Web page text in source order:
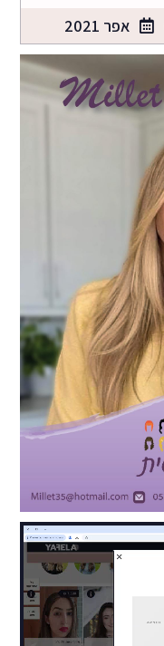
אפר 2021